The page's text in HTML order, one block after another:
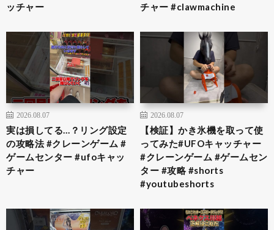
ッチャー
チャー #clawmachine
2026.08.07
実は損してる…？リング設定
の攻略法 #クレーンゲーム #
ゲームセンター #ufoキャッ
チャー
2026.08.07
【検証】かき氷機を取って使
ってみた#UFOキャッチャー
#クレーンゲーム #ゲームセン
ター #攻略 #shorts
#youtubeshorts